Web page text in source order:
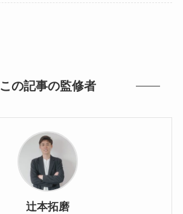
この記事の監修者
辻本拓磨